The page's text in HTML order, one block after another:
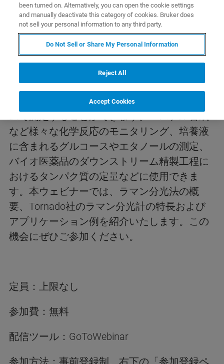
開催のご案内
ラマン分光計を用いると、製造工程にプロー
ブを設置することで成分濃度等をリアルタイ
など様々な化学反応のモニタリング、培養液
に含まれるグルコースやエタノールの測定、
バイオ医薬品のダウンストリーム精製工程に
おけるタンパク質の定量などに使用できま
す。本ウェビナーでは、ラマン分光法の概
要、Tornado社のラマン分光計の特長および
アプリケーション例を紹介いたします。この
機会にぜひご参加ください。
定員：上限なし
参加費：無料
配信ツール：GoToWebinar
参加方法：事前登録制。右下の「参加登録ペ
been turned on. Alternatively, you can open the cookie settings
and manually deactivate this category of cookies. Bruker does
not sell your personal information to any third party.
Do Not Sell or Share My Personal Information
Reject All
Accept Cookies